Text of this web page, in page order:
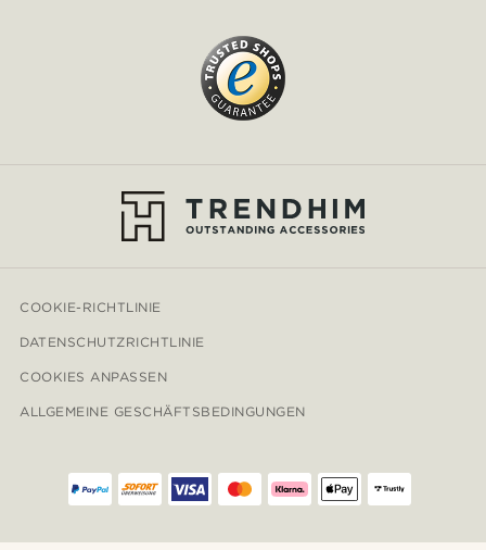
COOKIE-RICHTLINIE
DATENSCHUTZRICHTLINIE
COOKIES ANPASSEN
ALLGEMEINE GESCHÄFTSBEDINGUNGEN